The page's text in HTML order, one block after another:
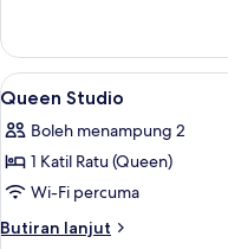
Lihat
semua
foto
untuk
Queen
Studio
3
Queen Studio
Boleh menampung 2
1 Katil Ratu (Queen)
Wi-Fi percuma
Butiran lanjut
Butiran